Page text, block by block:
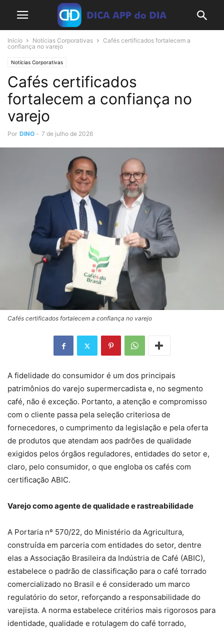
Início Notícias Corporativas
Cafés certificados fortalecem a
confiança no varejo
Notícias Corporativas
Cafés certificados
fortalecem a confiança no
varejo
Por DINO - 7 de julho de 2026
Cafés certificados fortalecem a confiança no varejo
A fidelidade do consumidor é um dos principais
patrimônios do varejo supermercadista e, no segmento
café, não é exceção. Portanto, a atenção e compromisso
com o cliente passa pela seleção criteriosa de
fornecedores, o cumprimento da legislação e pela oferta
de produtos que atendam aos padrões de qualidade
exigidos pelos órgãos reguladores, entidades do setor e,
claro, pelo consumidor, o que engloba os cafés com
certificação ABIC.
Varejo como agente de qualidade e rastreabilidade
A Portaria nº 570/22, do Ministério da Agricultura,
construída em parceria com entidades do setor, dentre
elas a Associação Brasileira da Indústria de Café (ABIC),
estabelece o padrão de classificação para o café torrado
comercializado no Brasil e é considerado um marco
regulatório do setor, reforçando a responsabilidade do
varejista. A norma estabelece critérios mais rigorosos para
identidade, qualidade e rotulagem do café torrado,